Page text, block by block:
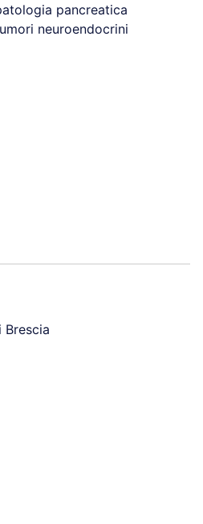
pancreatica
neuroendocrini